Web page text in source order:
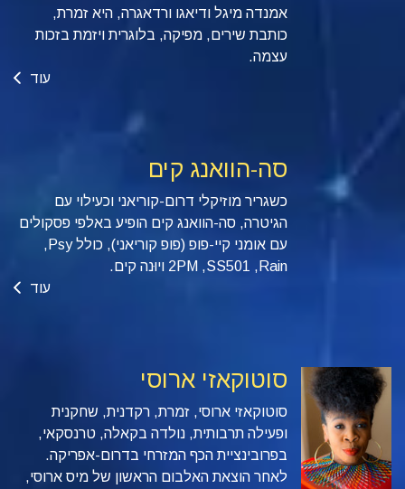
אמנדה מיגל ודיאגו ורדאגרה, היא זמרת,
כותבת שירים, מפיקה, בלוגרית ויזמת בזכות
עצמה.
עוד
סה-הוואנג קים
כשגריר מוזיקלי דרום-קוריאני וכעילוי עם
הגיטרה, סה-הוואנג קים הופיע באלפי פסקולים
עם אומני קיי-פופ (פופ קוריאני), כולל Psy,‏
Rain,‏ SS501,‏ 2PM ויוּנה קים.
עוד
סוטוקאזי ארוסי
סוטוקאזי ארוסי, זמרת, רקדנית, שחקנית
ופעילה תרבותית, נולדה בקאלה, טרנסקאי,
בפרובינציית הכף המזרחי בדרום-אפריקה.
לאחר הוצאת האלבום הראשון של מיס ארוסי,